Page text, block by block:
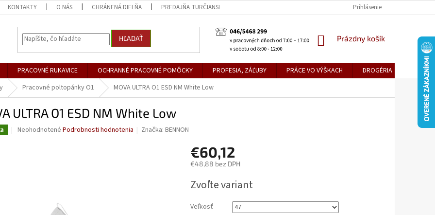
KONTAKTY O NÁS CHRÁNENÁ DIELŇA PREDAJŇA TURČIANSKE TEPLICE DOPRAVA A PLATBY
Prihlásenie
HĽADAŤ
NÁKUPNÝ
Prázdny košík
PRACOVNÉ RUKAVICE OCHRANNÉ PRACOVNÉ POMÔCKY PROFESIA, ZÁĽUBY PRÁCE VO VÝŠKACH DROGÉRIA
Pracovné poltopánky O1 MOVA ULTRA O1 ESD NM White Low
ULTRA O1 ESD NM White Low
Priemerné
Neohodnotené Podrobnosti hodnotenia Značka:BENNON
€60,12
€48,88 bez DPH
cena:
Zvoľte variant
Veľkosť